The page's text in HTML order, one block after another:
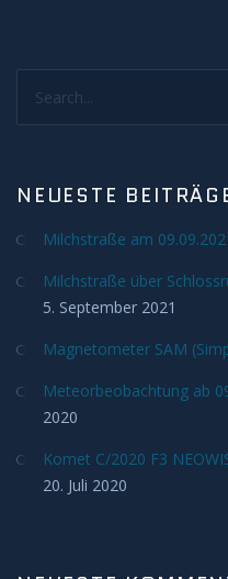
Satelliten
Meteore
Achondriten
Chondriten
Steineisenmeteorite
Eisenmeteorite
NEUESTE
Milchstraße am
Milchstraße über
5. September 2021
Magnetometer SAM
Meteorbeobachtung ab
2020
Komet C/2020 F3
20. Juli 2020